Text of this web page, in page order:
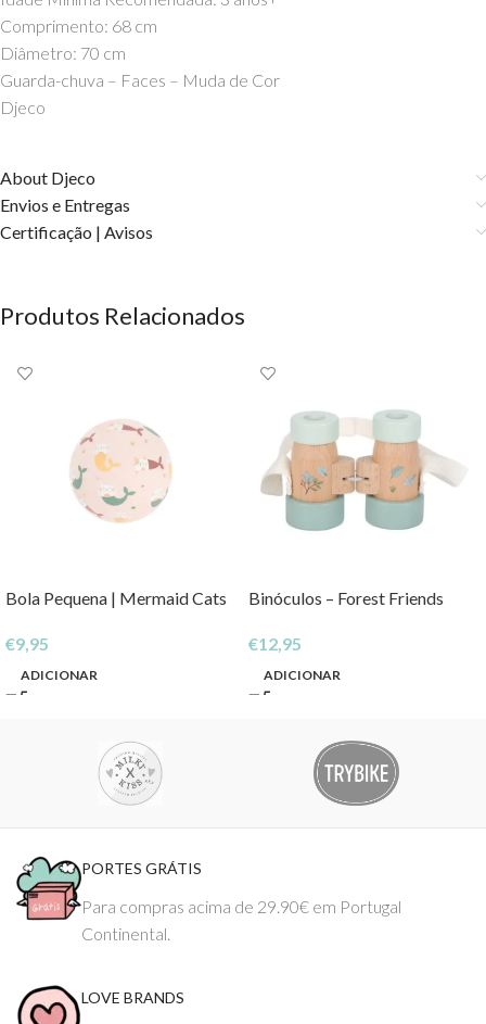
Comprimento: 68 cm
Diâmetro: 70 cm
Guarda-chuva – Faces – Muda de Cor
Djeco
About Djeco
Envios e Entregas
Certificação | Avisos
Produtos Relacionados
Bola Pequena | Mermaid Cats
€9,95
ADICIONAR
Binóculos – Forest Friends
€12,95
ADICIONAR
PORTES GRÁTIS
Para compras acima de 29.90€ em Portugal
Continental.
LOVE BRANDS